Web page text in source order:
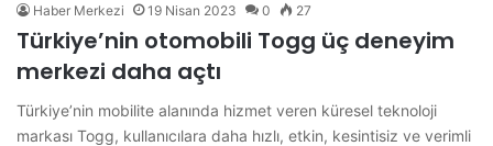
Haber Merkezi 19 Nisan 2023 0 27
Türkiye’nin otomobili Togg üç deneyim
merkezi daha açtı
Türkiye’nin mobilite alanında hizmet veren küresel teknoloji
markası Togg, kullanıcılara daha hızlı, etkin, kesintisiz ve verimli